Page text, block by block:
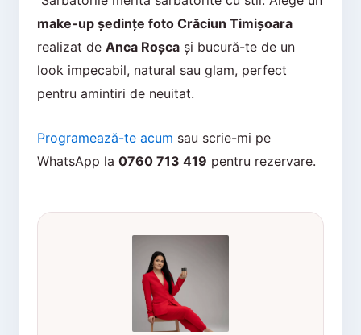
make-up ședințe foto Crăciun Timișoara
realizat de Anca Roșcași bucură-te de un
look impecabil, natural sau glam, perfect
pentru amintiri de neuitat.
Programează-te acum sau scrie-mi pe
WhatsApp la 0760 713 419 pentru rezervare.